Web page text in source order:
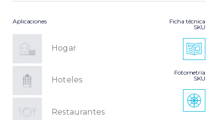
Aplicaciones
Hogar
Hoteles
Restaurantes
Ficha técnica
SKU
Fotometría
SKU